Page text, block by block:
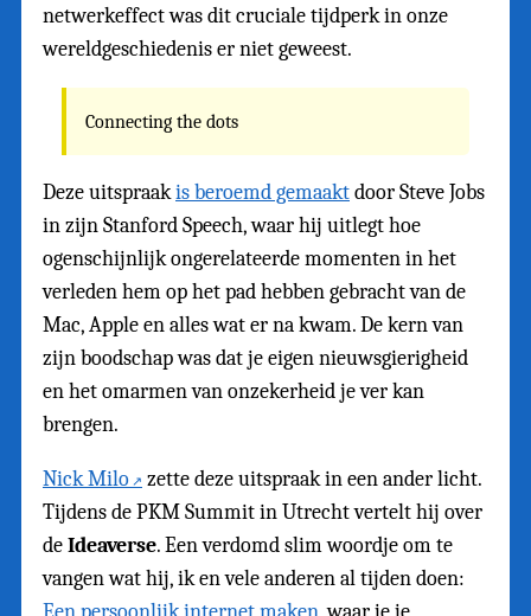
netwerkeffect was dit cruciale tijdperk in onze
wereldgeschiedenis er niet geweest.
Connecting the dots
Deze uitspraakis beroemd gemaaktdoor Steve Jobs
in zijn Stanford Speech, waar hij uitlegt hoe
ogenschijnlijk ongerelateerde momenten in het
verleden hem op het pad hebben gebracht van de
Mac, Apple en alles wat er na kwam. De kern van
zijn boodschap was dat je eigen nieuwsgierigheid
en het omarmen van onzekerheid je ver kan
brengen.
Nick Milo
zette deze uitspraak in een ander licht.
Tijdens de PKM Summit in Utrecht vertelt hij over
deIdeaverse. Een verdomd slim woordje om te
vangen wat hij, ik en vele anderen al tijden doen: